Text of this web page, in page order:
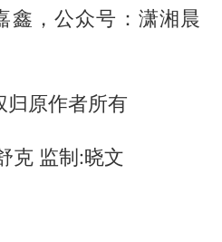
鑫，公众号：潇湘晨
归原作者所有
克 监制:晓文